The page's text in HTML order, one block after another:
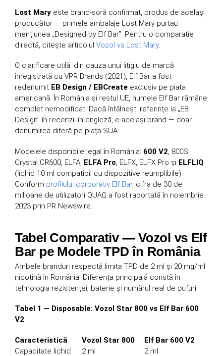
Lost Mary este brand-soră confirmat, produs de același
producător — primele ambalaje Lost Mary purtau
mențiunea „Designed by Elf Bar”. Pentru o comparație
directă, citește articolul Vozol vs Lost Mary.
O clarificare utilă: din cauza unui litigiu de marcă
înregistrată cu VPR Brands (2021), Elf Bar a fost
redenumit EB Design / EBCreate exclusiv pe piața
americană. În România și restul UE, numele Elf Bar rămâne
complet nemodificat. Dacă întâlnești referințe la „EB
Design” în recenzii în engleză, e același brand — doar
denumirea diferă pe piața SUA.
Modelele disponibile legal în România: 600 V2 , 800S,
Crystal CR600, ELFA, ELFA Pro , ELFX, ELFX Pro și ELFLIQ
(lichid 10 ml compatibil cu dispozitive reumplibile).
Conform profilului corporativ Elf Bar, cifra de 30 de
milioane de utilizatori QUAQ a fost raportată în noiembrie
2023 prin PR Newswire.
Tabel Comparativ — Vozol vs Elf
Bar pe Modele TPD în România
Ambele branduri respectă limita TPD de 2 ml și 20 mg/ml
nicotină în România. Diferența principală constă în
tehnologia rezistenței, baterie și numărul real de pufuri.
Tabel 1 — Disposable: Vozol Star 800 vs Elf Bar 600
V2
Caracteristică Vozol Star 800
Elf Bar 600 V2
Capacitate lichid
2 ml
2 ml